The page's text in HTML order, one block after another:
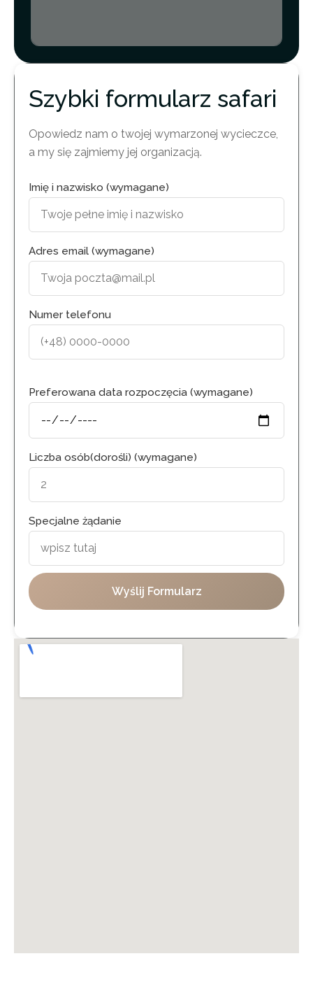
Szybki formularz safari
Opowiedz nam o twojej wymarzonej wycieczce,
a my się zajmiemy jej organizacją.
Imię i nazwisko (wymagane)
Adres email (wymagane)
Numer telefonu
Preferowana data rozpoczęcia (wymagane)
Liczba osób(dorośli) (wymagane)
Specjalne żądanie